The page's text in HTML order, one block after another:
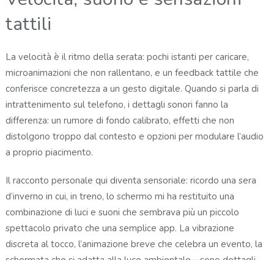
tattili
La velocità è il ritmo della serata: pochi istanti per caricare,
microanimazioni che non rallentano, e un feedback tattile che
conferisce concretezza a un gesto digitale. Quando si parla di
intrattenimento sul telefono, i dettagli sonori fanno la
differenza: un rumore di fondo calibrato, effetti che non
distolgono troppo dal contesto e opzioni per modulare l’audio
a proprio piacimento.
Il racconto personale qui diventa sensoriale: ricordo una sera
d’inverno in cui, in treno, lo schermo mi ha restituito una
combinazione di luci e suoni che sembrava più un piccolo
spettacolo privato che una semplice app. La vibrazione
discreta al tocco, l’animazione breve che celebra un evento, la